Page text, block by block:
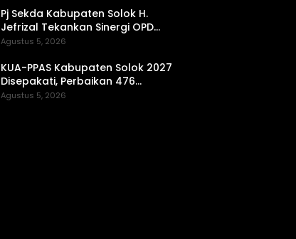
Pj Sekda Kabupaten Solok H.
Jefrizal Tekankan Sinergi OPD
demi Percepatan Pembangunan
Agustus 5, 2026
KUA-PPAS Kabupaten Solok 2027
Disepakati, Perbaikan 476
Kilometer Jalan Rusak Jadi
Agustus 5, 2026